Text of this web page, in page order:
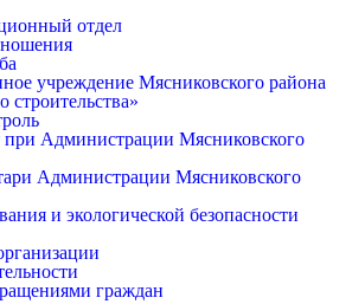
отдел
учреждение Мясниковского района
строительства»
Администрации Мясниковского
Администрации Мясниковского
и экологической безопасности
граждан